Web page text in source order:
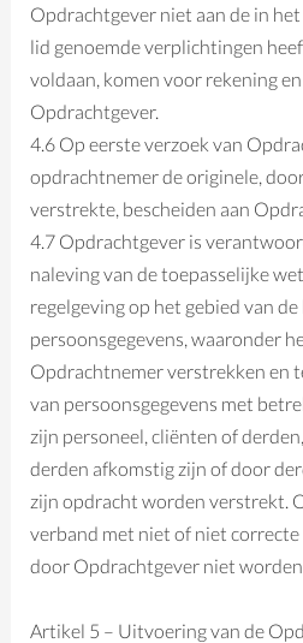
Opdrachtgever niet aan de in
lid genoemde verplichtingen
voldaan, komen voor rekening
Opdrachtgever.
4.6 Op eerste verzoek van
opdrachtnemer de originele,
verstrekte, bescheiden aan
4.7 Opdrachtgever is
naleving van de toepasselijke
regelgeving op het gebied van
persoonsgegevens, waaronder
Opdrachtnemer verstrekken en
van persoonsgegevens met
zijn personeel, cliënten of
derden afkomstig zijn of door
zijn opdracht worden verstrekt.
verband met niet of niet
door Opdrachtgever niet
Artikel 5 – Uitvoering van de